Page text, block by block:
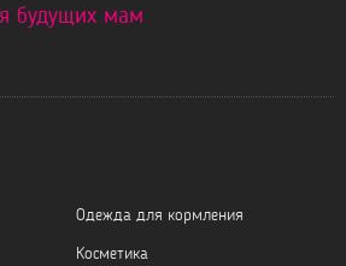
будущих мам
Одежда для кормления
Косметика